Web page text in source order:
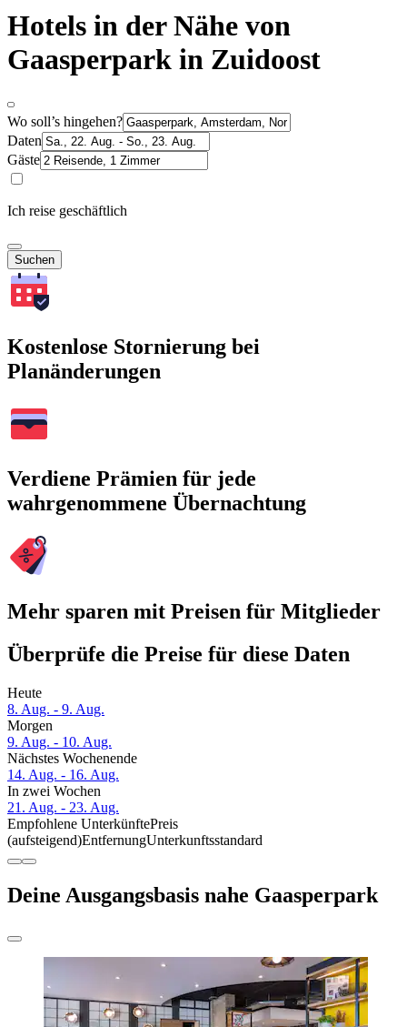
Hotels in der Nähe von
Gaasperpark in Zuidoost
Wo soll’s hingehen?
Daten
Gäste
Ich reise geschäftlich
Suchen
Kostenlose Stornierung bei
Planänderungen
Verdiene Prämien für jede
wahrgenommene Übernachtung
Mehr sparen mit Preisen für Mitglieder
Überprüfe die Preise für diese Daten
Heute
8. Aug. - 9. Aug.
Morgen
9. Aug. - 10. Aug.
Nächstes Wochenende
14. Aug. - 16. Aug.
In zwei Wochen
21. Aug. - 23. Aug.
Empfohlene UnterkünftePreis
(aufsteigend)EntfernungUnterkunftsstandard
Deine Ausgangsbasis nahe Gaasperpark